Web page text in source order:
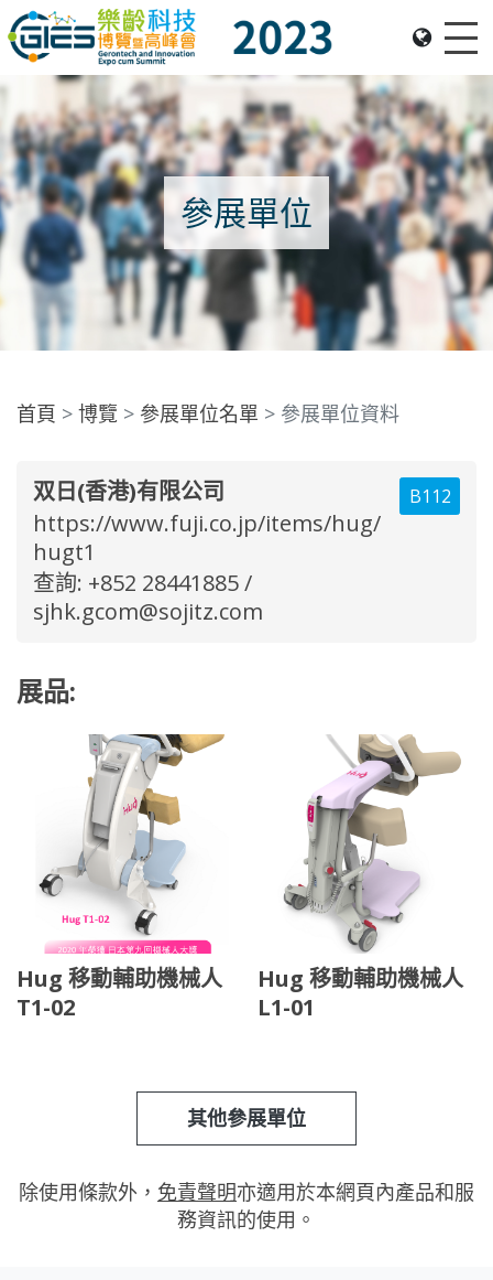
Date: Expo: 23-26 Nov 2023, Venue: Hall 1A-C, HKCEC
參展單位
首頁 博覽 參展單位名單 參展單位資料
B112
双日(香港)有限公司
https://www.fuji.co.jp/items/hug/
hugt1
查詢: +852 28441885 /
sjhk.gcom@sojitz.com
展品:
Hug 移動輔助機械人
T1-02
Hug 移動輔助機械人
L1-01
其他參展單位
除使用條款外， 免責聲明亦適用於本網頁內產品和服
務資訊的使用。